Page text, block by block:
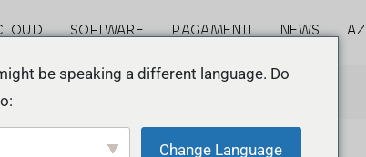
SOFTWARE PAGAMENTI NEWS
be speaking a different language. Do
Change Language